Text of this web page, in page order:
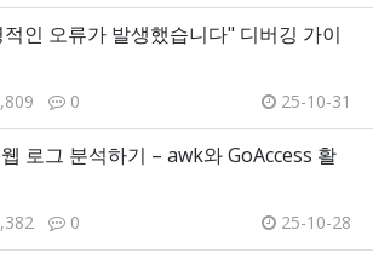
인 오류가 발생했습니다" 디버깅 가이
0 25-10-31
로그 분석하기 – awk와 GoAccess 활
0 25-10-28